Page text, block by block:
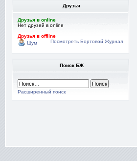
Друзья
Друзья в online
Нет друзей в online
Друзья в offline
Посмотреть Бортовой Журнал
Шум
Поиск БЖ
Расширенный поиск